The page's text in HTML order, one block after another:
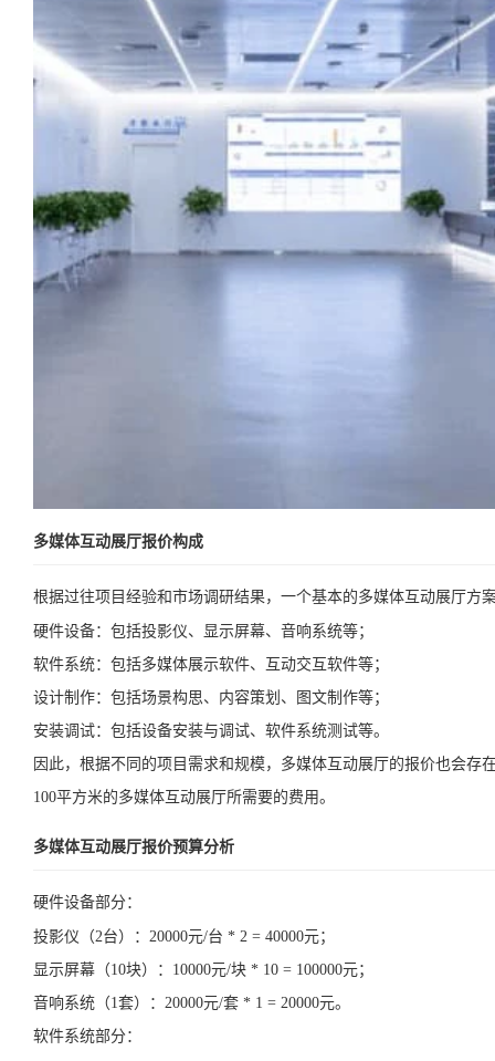
多媒体互动展厅报价构成
根据过往项目经验和市场调研结果，一个基本的多媒体互动展厅方
硬件设备：包括投影仪、显示屏幕、音响系统等；
软件系统：包括多媒体展示软件、互动交互软件等；
设计制作：包括场景构思、内容策划、图文制作等；
安装调试：包括设备安装与调试、软件系统测试等。
因此，根据不同的项目需求和规模，多媒体互动展厅的报价也会
100平方米的多媒体互动展厅所需要的费用。
多媒体互动展厅报价预算分析
硬件设备部分：
投影仪（2台）：20000元/台 * 2 = 40000元；
显示屏幕（10块）：10000元/块 * 10 = 100000元；
音响系统（1套）：20000元/套 * 1 = 20000元。
软件系统部分：